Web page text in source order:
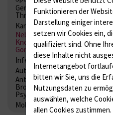
Gerinnung /
Thrombozytenfunktion /
Kardiale Marker
Tumormarker
Nebenniere / Niere;
Knochen; Hypophyse /
Gonaden / Zyklus / Sterilität
Infektionsserologie
Autoimmundiagnostik
Antibiotika, Zystostatika,
Bronchospasmolytika,
Psychpharmaka
Molekulare Diagnostik
Funktionieren der
Darstellung einiger
setzen wir Cookies ein,
qualifiziert sind. Ohne
diese Inhalte nicht
Internetangebot
bitten wir Sie, uns die
Nutzungsdaten zu
auswählen, welche
allen Cookies